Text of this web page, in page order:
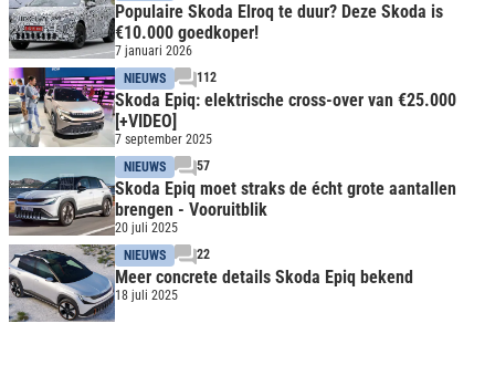
Populaire Skoda Elroq te duur? Deze Skoda is
€10.000 goedkoper!
7 januari 2026
NIEUWS
112
Skoda Epiq: elektrische cross-over van €25.000
[+VIDEO]
7 september 2025
NIEUWS
57
Skoda Epiq moet straks de écht grote aantallen
brengen - Vooruitblik
20 juli 2025
NIEUWS
22
Meer concrete details Skoda Epiq bekend
18 juli 2025